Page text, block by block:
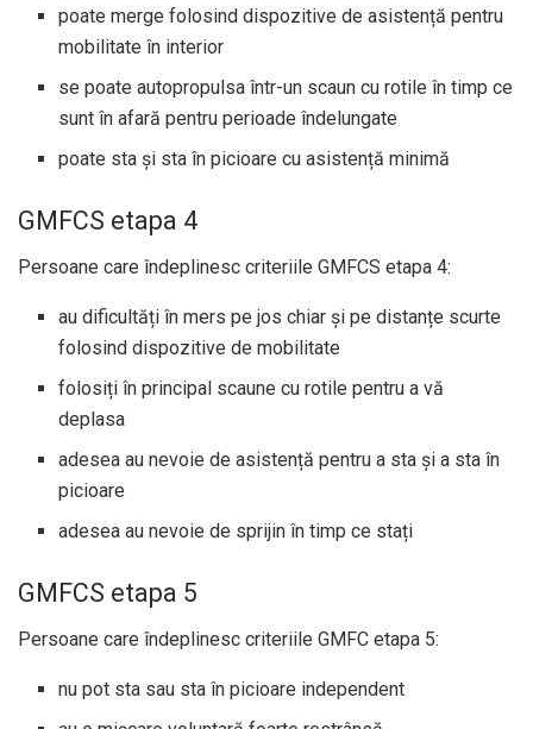
poate merge folosind dispozitive de asistență pentru
mobilitate în interior
se poate autopropulsa într-un scaun cu rotile în timp ce
sunt în afară pentru perioade îndelungate
poate sta și sta în picioare cu asistență minimă
GMFCS etapa 4
Persoane care îndeplinesc criteriile GMFCS etapa 4:
au dificultăți în mers pe jos chiar și pe distanțe scurte
folosind dispozitive de mobilitate
folosiți în principal scaune cu rotile pentru a vă
deplasa
adesea au nevoie de asistență pentru a sta și a sta în
picioare
adesea au nevoie de sprijin în timp ce stați
GMFCS etapa 5
Persoane care îndeplinesc criteriile GMFC etapa 5:
nu pot sta sau sta în picioare independent